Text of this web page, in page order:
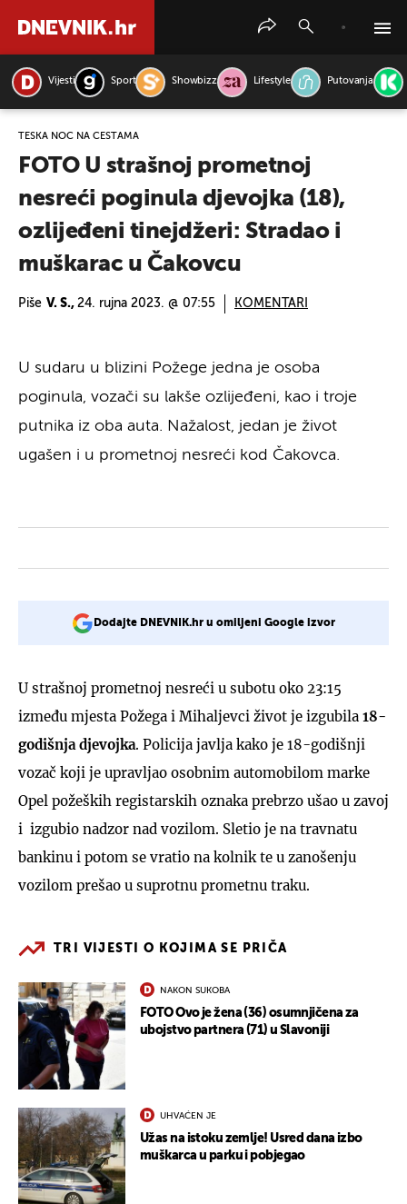
Vijesti Sport Showbizz Lifestyle Putovanja
TEŠKA NOĆ NA CESTAMA
FOTO U strašnoj prometnoj
nesreći poginula djevojka (18),
ozlijeđeni tinejdžeri: Stradao i
muškarac u Čakovcu
Piše V. S., 24. rujna 2023. @ 07:55 KOMENTARI
U sudaru u blizini Požege jedna je osoba
poginula, vozači su lakše ozlijeđeni, kao i troje
putnika iz oba auta. Nažalost, jedan je život
ugašen i u prometnoj nesreći kod Čakovca.
Dodajte DNEVNIK.hr u omiljeni Google izvor
U strašnoj prometnoj nesreći u subotu oko 23:15
između mjesta Požega i Mihaljevci život je izgubila 18-
godišnja djevojka. Policija javlja kako je 18-godišnji
vozač koji je upravljao osobnim automobilom marke
Opel požeških registarskih oznaka prebrzo ušao u zavoj
i izgubio nadzor nad vozilom. Sletio je na travnatu
bankinu i potom se vratio na kolnik te u zanošenju
vozilom prešao u suprotnu prometnu traku.
TRI VIJESTI O KOJIMA SE PRIČA
NAKON SUKOBA
FOTO Ovo je žena (36) osumnjičena za
ubojstvo partnera (71) u Slavoniji
UHVAĆEN JE
Užas na istoku zemlje! Usred dana izbo
muškarca u parku i pobjegao
PRETRAŽITE VIJESTI